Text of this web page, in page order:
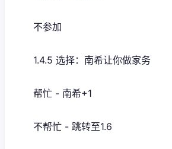
不参加
1.4.5 选择：南希让你做家务
帮忙 - 南希+1
不帮忙 - 跳转至1.6